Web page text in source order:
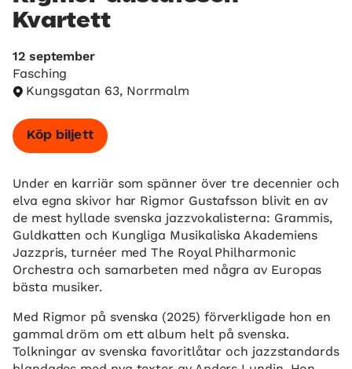
Kvartett
12 september
Fasching
Kungsgatan 63, Norrmalm
Köp biljett
Under en karriär som spänner över tre decennier och
elva egna skivor har Rigmor Gustafsson blivit en av
de mest hyllade svenska jazzvokalisterna: Grammis,
Guldkatten och Kungliga Musikaliska Akademiens
Jazzpris, turnéer med The Royal Philharmonic
Orchestra och samarbeten med några av Europas
bästa musiker.
Med Rigmor på svenska (2025) förverkligade hon en
gammal dröm om ett album helt på svenska.
Tolkningar av svenska favoritlåtar och jazzstandards